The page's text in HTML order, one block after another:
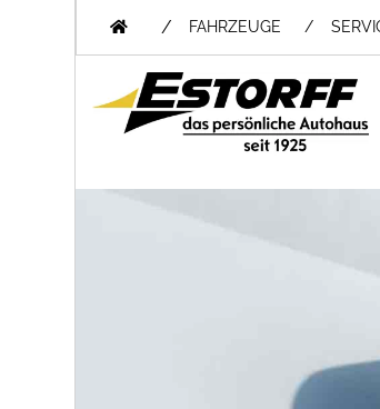
/ FAHRZEUGE